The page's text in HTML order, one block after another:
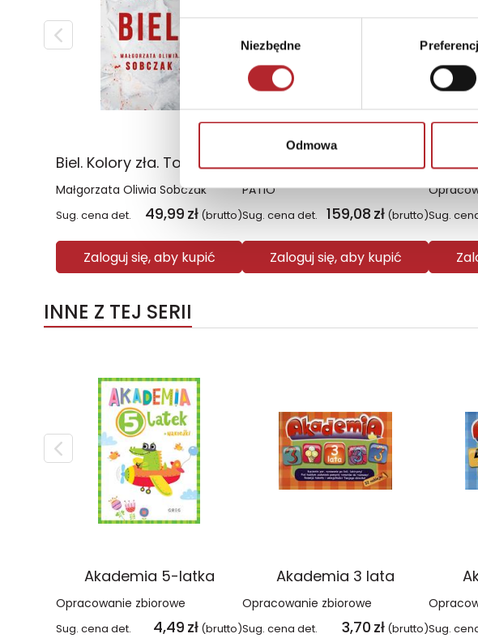
Niezbędne
Odmowa
Biel. Kolory zła. Tom 3 wyd. 2025
Małgorzata Oliwia Sobczak
Sug. cena det. 49,99 zł (brutto)
Zaloguj się, aby kupić
Plecak młodzieżowy Coolpack Jerry Daisy Black
PATIO
Sug. cena det. 159,08 zł (brutto)
Zaloguj się, aby kupić
Sug.
INNE Z TEJ SERII
Akademia 5-latka
Opracowanie zbiorowe
Sug. cena det. 4,49 zł (brutto)
Akademia 3 lata
Opracowanie zbiorowe
Sug. cena det. 3,70 zł (brutto)Sug.